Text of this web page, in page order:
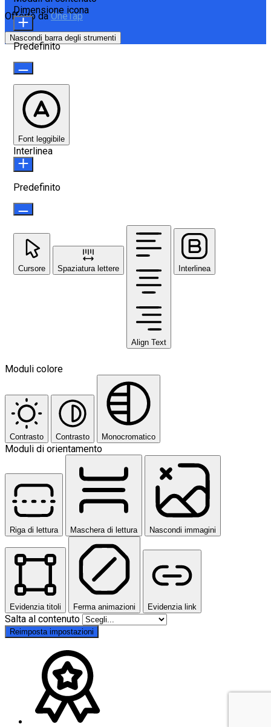
Offerto daOneTap
Nascondi barra degli strumenti
Dimensione icona
Predefinito
Font leggibile
Interlinea
Predefinito
Cursore Spaziatura lettere
Align Text
Interlinea
Moduli colore
Contrasto Contrasto Monocromatico
Moduli di orientamento
Riga di lettura Maschera di lettura Nascondi immagini
Evidenzia titoli Ferma animazioni Evidenzia link
Salta al contenuto
Reimposta impostazioni